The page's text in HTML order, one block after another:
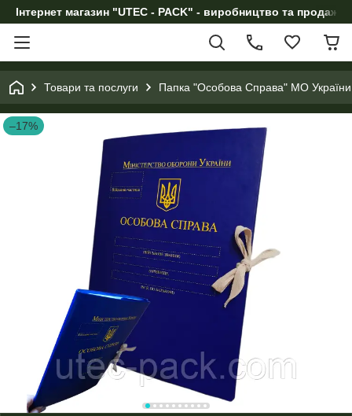
Інтернет магазин "UTEC - PACK" - виробництво та продаж
Товари та послуги Папка "Особова Справа" МО України
–17%